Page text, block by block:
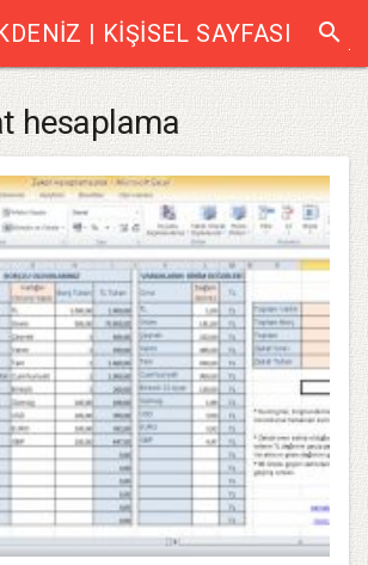
| KIŞISEL SAYFASI search
hesaplama